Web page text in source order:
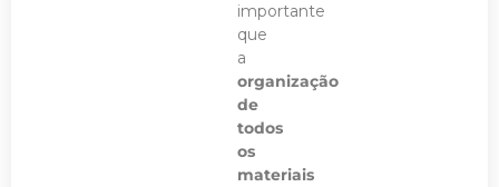
importante
que
a
organização
de
todos
os
materiais